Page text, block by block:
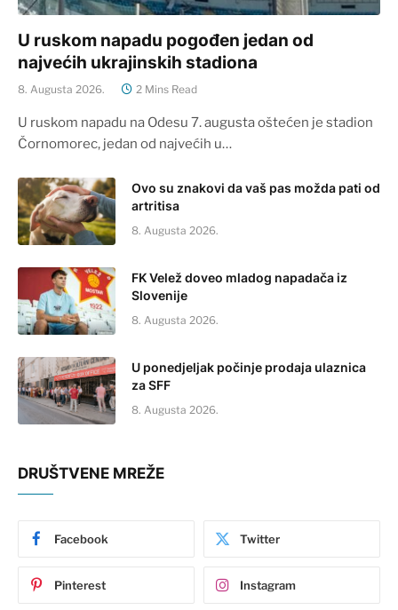
U ruskom napadu pogođen jedan od
najvećih ukrajinskih stadiona
8. Augusta 2026. 2 Mins Read
U ruskom napadu na Odesu 7. augusta oštećen je stadion
Čornomorec, jedan od najvećih u…
Ovo su znakovi da vaš pas možda pati od
artritisa
8. Augusta 2026.
FK Velež doveo mladog napadača iz
Slovenije
8. Augusta 2026.
U ponedjeljak počinje prodaja ulaznica
za SFF
8. Augusta 2026.
DRUŠTVENE MREŽE
Facebook Twitter
Pinterest Instagram